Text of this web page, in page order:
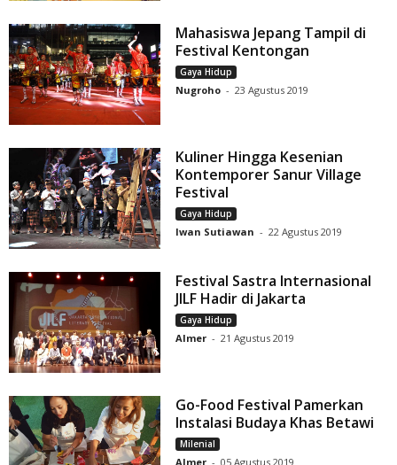
Mahasiswa Jepang Tampil di
Festival Kentongan
Gaya Hidup
Nugroho - 23 Agustus 2019
Kuliner Hingga Kesenian
Kontemporer Sanur Village
Festival
Gaya Hidup
Iwan Sutiawan - 22 Agustus 2019
Festival Sastra Internasional
JILF Hadir di Jakarta
Gaya Hidup
Almer - 21 Agustus 2019
Go-Food Festival Pamerkan
Instalasi Budaya Khas Betawi
Milenial
Almer - 05 Agustus 2019